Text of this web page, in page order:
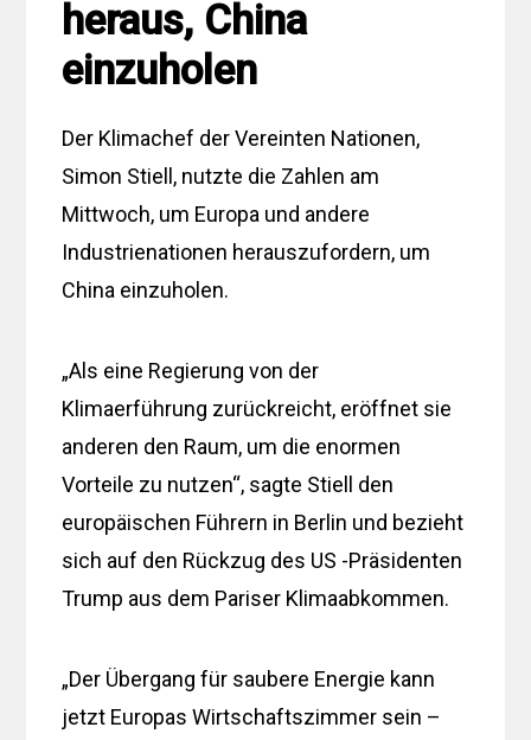
heraus, China
einzuholen
Der Klimachef der Vereinten Nationen,
Simon Stiell, nutzte die Zahlen am
Mittwoch, um Europa und andere
Industrienationen herauszufordern, um
China einzuholen.
„Als eine Regierung von der
Klimaerführung zurückreicht, eröffnet sie
anderen den Raum, um die enormen
Vorteile zu nutzen“, sagte Stiell den
europäischen Führern in Berlin und bezieht
sich auf den Rückzug des US -Präsidenten
Trump aus dem Pariser Klimaabkommen.
„Der Übergang für saubere Energie kann
jetzt Europas Wirtschaftszimmer sein –